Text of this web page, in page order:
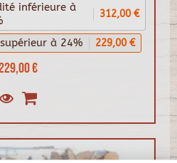
€
inférieure à
312,00 €
à 24% 229,00 €